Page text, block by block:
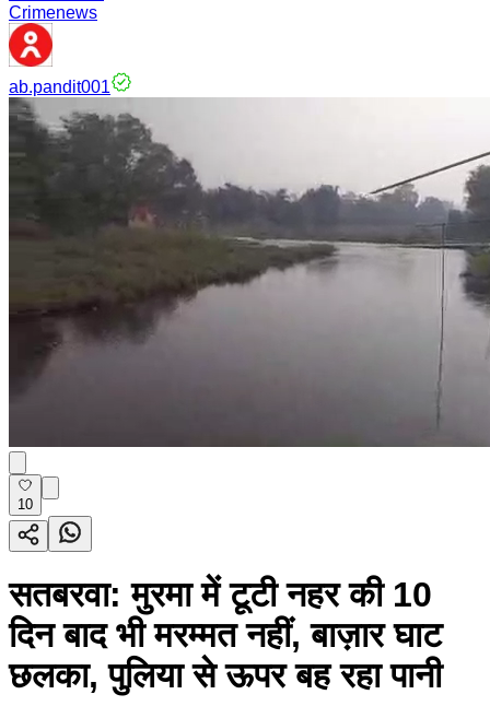
Crimenews
ab.pandit001
10
सतबरवा: मुरमा में टूटी नहर की 10
दिन बाद भी मरम्मत नहीं, बाज़ार घाट
छलका, पुलिया से ऊपर बह रहा पानी